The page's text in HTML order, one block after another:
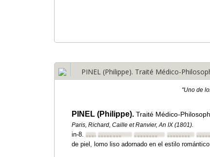
PINEL (Philippe). Traité Médico-
"Uno de
PINEL (Philippe). Traité Médico-
Paris, Richard, Caille et Ranvier, An IX (1801).
in-8.•••••••••••••••• •••••••• ••••••••
de piel, lomo liso adornado en el estilo